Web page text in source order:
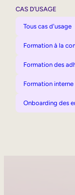
CAS D’USAGE
Tous cas d'usage
Formation à la
Formation des
Formation interne
Onboarding des